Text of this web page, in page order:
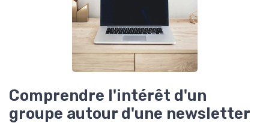
Comprendre l'intérêt d'un
groupe autour d'une newsletter